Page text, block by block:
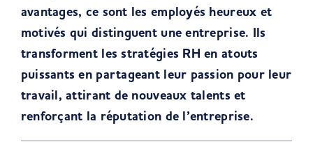
avantages, ce sont les employés heureux et
motivés qui distinguent une entreprise. Ils
transforment les stratégies RH en atouts
puissants en partageant leur passion pour leur
travail, attirant de nouveaux talents et
renforçant la réputation de l’entreprise.